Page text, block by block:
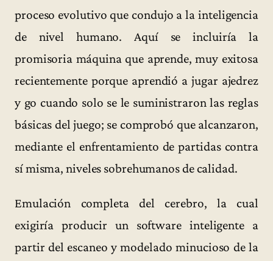
proceso evolutivo que condujo a la inteligencia
de nivel humano. Aquí se incluiría la
promisoria máquina que aprende, muy exitosa
recientemente porque aprendió a jugar ajedrez
y go cuando solo se le suministraron las reglas
básicas del juego; se comprobó que alcanzaron,
mediante el enfrentamiento de partidas contra
sí misma, niveles sobrehumanos de calidad.
Emulación completa del cerebro, la cual
exigiría producir un software inteligente a
partir del escaneo y modelado minucioso de la